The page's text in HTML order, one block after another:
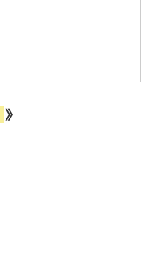
》